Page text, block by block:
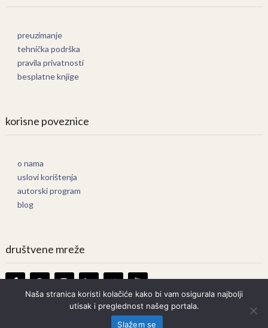
preuzimanje
tehnička podrška
pravila privatnosti
besplatne knjige
korisne poveznice
o nama
uslovi korištenja
autorski program
blog
društvene mreže
Knjige OnlineCopyright © 2026.
Naša stranica koristi kolačiće kako bi vam osigurala najbolji
utisak i preglednost našeg portala.
Slažem se